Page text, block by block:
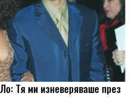
Тя ми изневеряваше през